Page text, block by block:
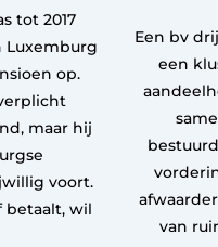
tot 2017
Luxemburg
op.
maar hij
voort.
betaalt, wil
Een bv
een
van